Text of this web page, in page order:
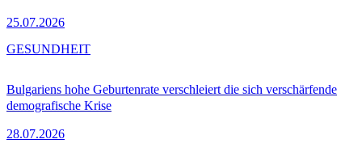
25.07.2026
Bulgariens hohe Geburtenrate verschleiert die sich verschärfende
demografische Krise
28.07.2026
GESUNDHEIT